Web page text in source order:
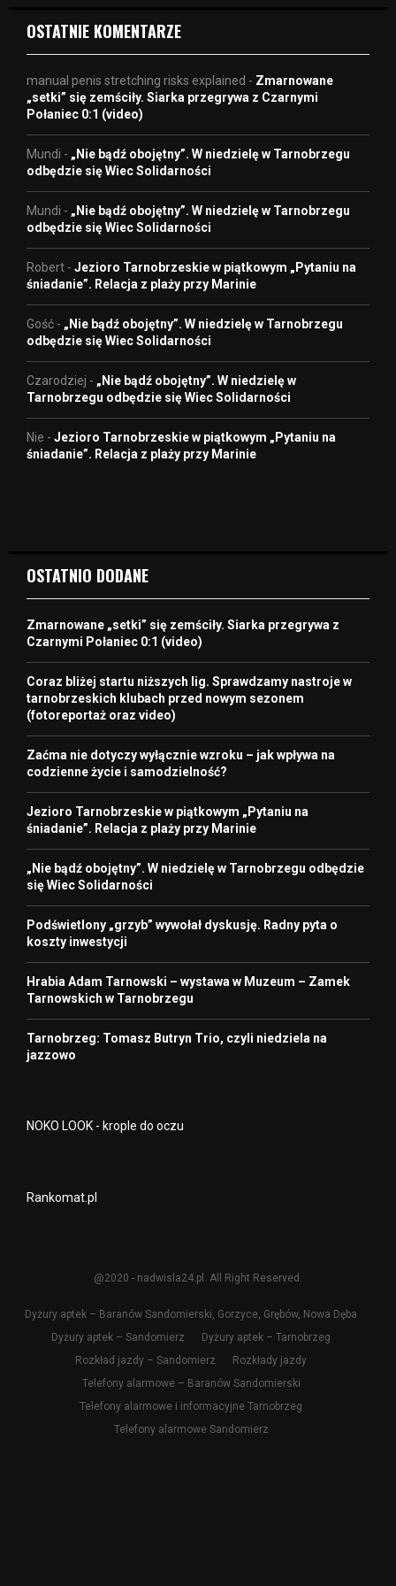
OSTATNIE KOMENTARZE
manual penis stretching risks explained - Zmarnowane
„setki” się zemściły. Siarka przegrywa z Czarnymi
Połaniec 0:1 (video)
Mundi - „Nie bądź obojętny”. W niedzielę w Tarnobrzegu
odbędzie się Wiec Solidarności
Mundi - „Nie bądź obojętny”. W niedzielę w Tarnobrzegu
odbędzie się Wiec Solidarności
Robert - Jezioro Tarnobrzeskie w piątkowym „Pytaniu na
śniadanie”. Relacja z plaży przy Marinie
Gość - „Nie bądź obojętny”. W niedzielę w Tarnobrzegu
odbędzie się Wiec Solidarności
Czarodziej - „Nie bądź obojętny”. W niedzielę w
Tarnobrzegu odbędzie się Wiec Solidarności
Nie - Jezioro Tarnobrzeskie w piątkowym „Pytaniu na
śniadanie”. Relacja z plaży przy Marinie
OSTATNIO DODANE
Zmarnowane „setki” się zemściły. Siarka przegrywa z
Czarnymi Połaniec 0:1 (video)
Coraz bliżej startu niższych lig. Sprawdzamy nastroje w
tarnobrzeskich klubach przed nowym sezonem
(fotoreportaż oraz video)
Zaćma nie dotyczy wyłącznie wzroku – jak wpływa na
codzienne życie i samodzielność?
Jezioro Tarnobrzeskie w piątkowym „Pytaniu na
śniadanie”. Relacja z plaży przy Marinie
„Nie bądź obojętny”. W niedzielę w Tarnobrzegu odbędzie
się Wiec Solidarności
Podświetlony „grzyb” wywołał dyskusję. Radny pyta o
koszty inwestycji
Hrabia Adam Tarnowski – wystawa w Muzeum – Zamek
Tarnowskich w Tarnobrzegu
Tarnobrzeg: Tomasz Butryn Trio, czyli niedziela na
jazzowo
NOKO LOOK - krople do oczu
Rankomat.pl
@2020 - nadwisla24.pl. All Right Reserved.
Dyżury aptek – Baranów Sandomierski, Gorzyce, Grębów, Nowa Dęba
Dyżury aptek – Sandomierz
Dyżury aptek – Tarnobrzeg
Rozkład jazdy – Sandomierz
Rozkłady jazdy
Telefony alarmowe – Baranów Sandomierski
Telefony alarmowe i informacyjne Tarnobrzeg
Telefony alarmowe Sandomierz